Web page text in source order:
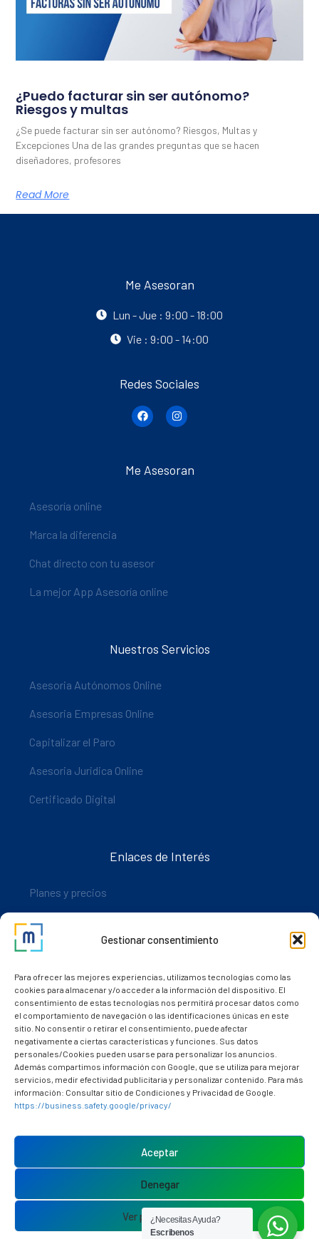
Gestionar consentimiento
Para ofrecer las mejores experiencias, utilizamos tecnologías como las
cookies para almacenar y/o acceder a la información del dispositivo. El
consentimiento de estas tecnologías nos permitirá procesar datos como
el comportamiento de navegación o las identificaciones únicas en este
sitio. No consentir o retirar el consentimiento, puede afectar
negativamente a ciertas características y funciones. Sus datos
personales/Cookies pueden usarse para personalizar los anuncios.
Además compartimos información con Google, que se utiliza para mejorar
servicios, medir efectividad publicitaria y personalizar contenido. Para más
información: Consultar sitio de Condiciones y Privacidad de Google.
https://business.safety.google/privacy/
Aceptar
Denegar
Ver preferencias
¿Puedo facturar sin ser autónomo?
Riesgos y multas
¿Se puede facturar sin ser autónomo? Riesgos, Multas y
Excepciones Una de las grandes preguntas que se hacen
diseñadores, profesores
Read More
Me Asesoran
Lun - Jue : 9:00 - 18:00
Vie : 9:00 - 14:00
Redes Sociales
Me Asesoran
Asesoría online
Marca la diferencia
Chat directo con tu asesor
La mejor App Asesoría online
Nuestros Servicios
Asesoria Autónomos Online
Asesoria Empresas Online
Capitalizar el Paro
Asesoria Juridica Online
Certificado Digital
Enlaces de Interés
Planes y precios
Descarga nuestra app
Nuestros clientes
Dudas y consultas
Política de cookies (UE)
Política de privacidad
¿Necesitas Ayuda?
Escribenos